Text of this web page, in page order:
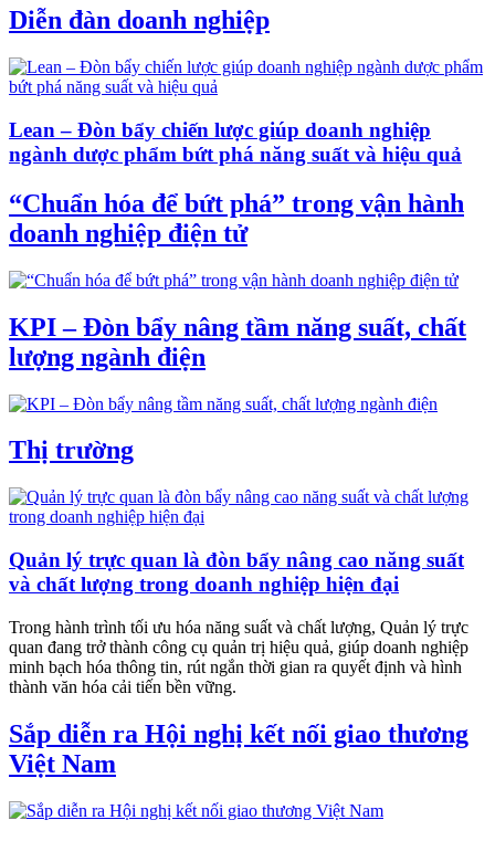
Diễn đàn doanh nghiệp
Lean – Đòn bẩy chiến lược giúp doanh nghiệp
ngành dược phẩm bứt phá năng suất và hiệu quả
“Chuẩn hóa để bứt phá” trong vận hành
doanh nghiệp điện tử
KPI – Đòn bẩy nâng tầm năng suất, chất
lượng ngành điện
Thị trường
Quản lý trực quan là đòn bẩy nâng cao năng suất
và chất lượng trong doanh nghiệp hiện đại
Trong hành trình tối ưu hóa năng suất và chất lượng, Quản lý trực
quan đang trở thành công cụ quản trị hiệu quả, giúp doanh nghiệp
minh bạch hóa thông tin, rút ngắn thời gian ra quyết định và hình
thành văn hóa cải tiến bền vững.
Sắp diễn ra Hội nghị kết nối giao thương
Việt Nam